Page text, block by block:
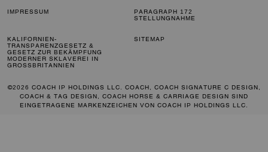
IMPRESSUM
PARAGRAPH 172
STELLUNGNAHME
KALIFORNIEN-
TRANSPARENZGESETZ &
GESETZ ZUR BEKÄMPFUNG
MODERNER SKLAVEREI IN
GROSSBRITANNIEN
SITEMAP
©2026 COACH IP HOLDINGS LLC. COACH, COACH SIGNATURE C DESIGN,
COACH & TAG DESIGN, COACH HORSE & CARRIAGE DESIGN SIND
EINGETRAGENE MARKENZEICHEN VON COACH IP HOLDINGS LLC.